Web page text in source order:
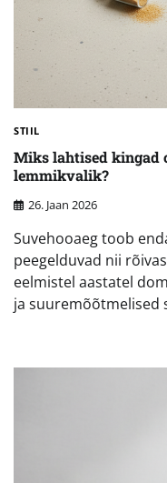
STIIL
Miks lahtised kingad
lemmikvalik?
26. Jaan 2026
Suvehooaeg toob
peegelduvad nii
eelmistel aastatel
ja suuremõõtmelised